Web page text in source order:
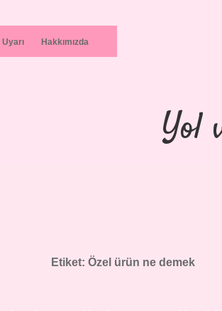
Hakkımızda
Yol
Etiket:Özel ürün ne demek